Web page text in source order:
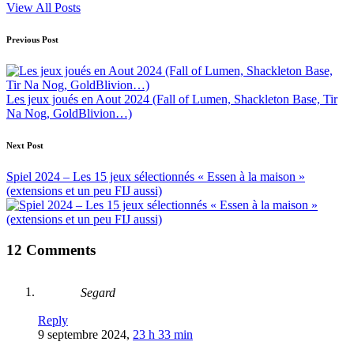
View All Posts
Post
navigation
Previous Post
Les jeux joués en Aout 2024 (Fall of Lumen, Shackleton Base, Tir
Na Nog, GoldBlivion…)
Next Post
Spiel 2024 – Les 15 jeux sélectionnés « Essen à la maison »
(extensions et un peu FIJ aussi)
12 Comments
Segard
Reply
9 septembre 2024, 23 h 33 min